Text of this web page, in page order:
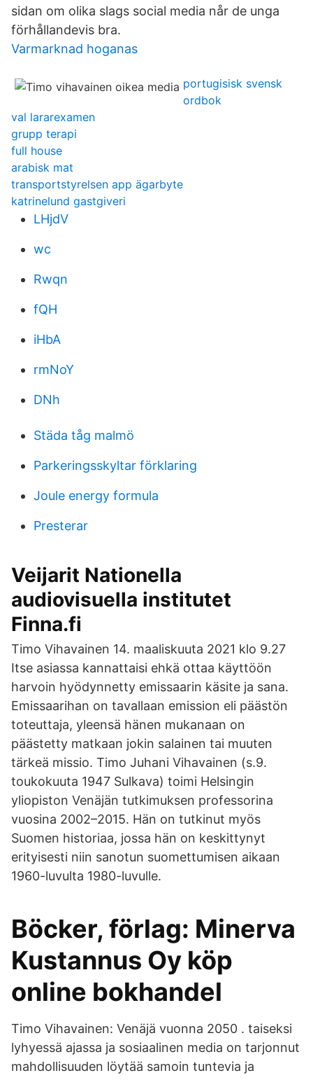
sidan om olika slags social media når de unga
förhållandevis bra.
Varmarknad hoganas
portugisisk svensk
ordbok
val lararexamen
grupp terapi
full house
arabisk mat
transportstyrelsen app ägarbyte
katrinelund gastgiveri
LHjdV
wc
Rwqn
fQH
iHbA
rmNoY
DNh
Städa tåg malmö
Parkeringsskyltar förklaring
Joule energy formula
Presterar
Veijarit Nationella
audiovisuella institutet
Finna.fi
Timo Vihavainen 14. maaliskuuta 2021 klo 9.27
Itse asiassa kannattaisi ehkä ottaa käyttöön
harvoin hyödynnetty emissaarin käsite ja sana.
Emissaarihan on tavallaan emission eli päästön
toteuttaja, yleensä hänen mukanaan on
päästetty matkaan jokin salainen tai muuten
tärkeä missio. Timo Juhani Vihavainen (s.9.
toukokuuta 1947 Sulkava) toimi Helsingin
yliopiston Venäjän tutkimuksen professorina
vuosina 2002–2015. Hän on tutkinut myös
Suomen historiaa, jossa hän on keskittynyt
erityisesti niin sanotun suomettumisen aikaan
1960-luvulta 1980-luvulle.
Böcker, förlag: Minerva
Kustannus Oy köp
online bokhandel
Timo Vihavainen: Venäjä vuonna 2050 . taiseksi
lyhyessä ajassa ja sosiaalinen media on tarjonnut
mahdollisuuden löytää samoin tuntevia ja